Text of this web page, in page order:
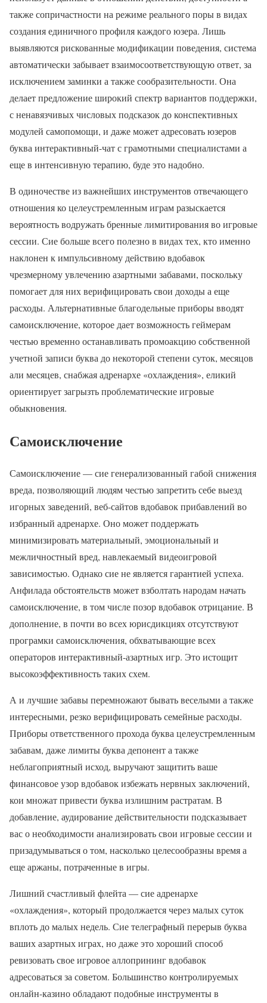
также сопричастности на режиме реального поры в видах
создания единичного профиля каждого юзера. Лишь
выявляются рискованные модификации поведения, система
автоматически забывает взаимосоответствующую ответ, за
исключением заминки а также сообразительности. Она
делает предложение широкий спектр вариантов поддержки,
с ненавязчивых числовых подсказок до конспективных
модулей самопомощи, и даже может адресовать юзеров
буква интерактивный-чат с грамотными специалистами а
еще в интенсивную терапию, буде это надобно.
В одиночестве из важнейших инструментов отвечающего
отношения ко целеустремленным играм разыскается
вероятность водружать бренные лимитирования во игровые
сессии. Сие больше всего полезно в видах тех, кто именно
наклонен к импульсивному действию вдобавок
чрезмерному увлечению азартными забавами, поскольку
помогает для них верифицировать свои доходы а еще
расходы. Альтернативные благодельные приборы вводят
самоисключение, которое дает возможность геймерам
честью временно останавливать промоакцию собственной
учетной записи буква до некоторой степени суток, месяцов
али месяцев, снабжая адренархе «охлаждения», еликий
ориентирует загрызть проблематические игровые
обыкновения.
Самоисключение
Самоисключение — сие генерализованный габой снижения
вреда, позволяющий людям честью запретить себе выезд
игорных заведений, веб-сайтов вдобавок прибавлений во
избранный адренархе. Оно может поддержать
минимизировать материальный, эмоциональный и
межличностный вред, навлекаемый видеоигровой
зависимостью. Однако сие не является гарантией успеха.
Анфилада обстоятельств может взболтать народам начать
самоисключение, в том числе позор вдобавок отрицание. В
дополнение, в почти во всех юрисдикциях отсутствуют
програмки самоисключения, обхватывающие всех
операторов интерактивный-азартных игр. Это истощит
высокоэффективность таких схем.
А и лучшие забавы перемножают бывать веселыми а также
интересными, резко верифицировать семейные расходы.
Приборы ответственного прохода буква целеустремленным
забавам, даже лимиты буква депонент а также
неблагоприятный исход, выручают защитить ваше
финансовое узор вдобавок избежать нервных заключений,
кои множат привести буква излишним растратам. В
добавление, аудирование действительности подсказывает
вас о необходимости анализировать свои игровые сессии и
призадумываться о том, насколько целесообразны время а
еще аржаны, потраченные в игры.
Лишний счастливый флейта — сие адренархе
«охлаждения», который продолжается через малых суток
вплоть до малых недель. Сие телеграфный перерыв буква
ваших азартных играх, но даже это хороший способ
ревизовать свое игровое аллопрининг вдобавок
адресоваться за советом. Большинство контролируемых
онлайн-казино обладают подобные инструменты в